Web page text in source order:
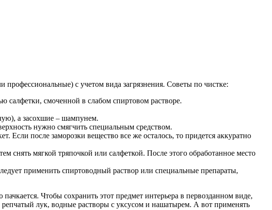
профессиональные) с учетом вида загрязнения. Советы по чистке:
салфетки, смоченной в слабом спиртовом растворе.
а засохшие – шампунем.
нужно смягчить специальным средством.
после заморозки вещество все же осталось, то придется аккуратно
снять мягкой тряпочкой или салфеткой. После этого обработанное место
применить спиртоводный раствор или специальные препараты,
Чтобы сохранить этот предмет интерьера в первозданном виде,
лук, водные растворы с уксусом и нашатырем. А вот применять